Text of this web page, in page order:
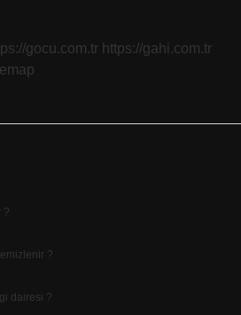
gocu.com.tr https://gahi.com.tr
?
?
dairesi ?